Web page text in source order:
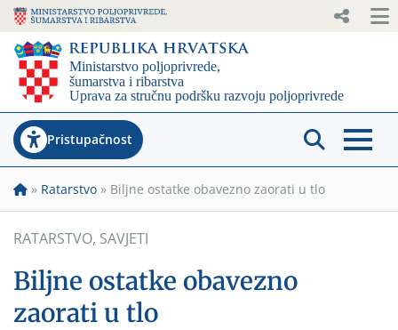
Pristupačnost
» Ratarstvo » Biljne ostatke obavezno zaorati u tlo
RATARSTVO, SAVJETI
Biljne ostatke obavezno
zaorati u tlo